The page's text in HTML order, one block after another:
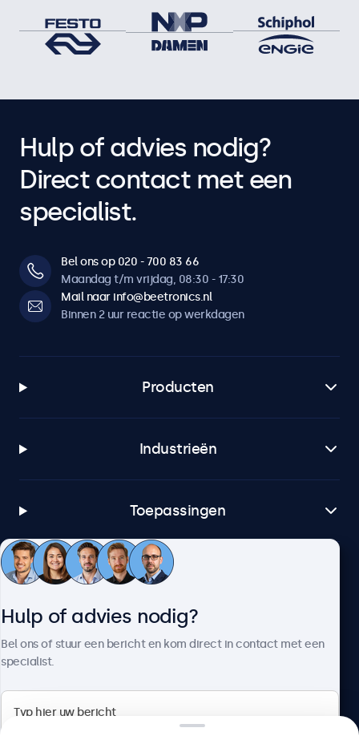
Hulp of advies nodig?
Direct contact met een
specialist.
Bel ons op 020 - 700 83 66
Maandag t/m vrijdag, 08:30 - 17:30
Mail naar info@beetronics.nl
Binnen 2 uur reactie op werkdagen
Producten
Industrieën
Toepassingen
Klantenservice
Hulp of advies nodig?
Bel ons of stuur een bericht en kom direct in contact met een
specialist.